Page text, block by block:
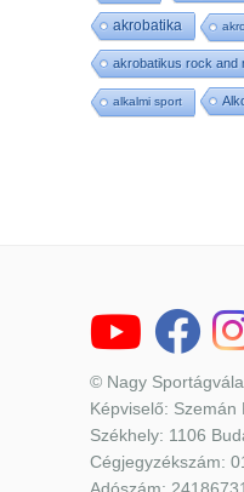
akrobatika
akrobatikus rock and
alkalmi sport
© Nagy
Képviselő: Szemán
Székhely: 1106
Cégjegyzékszám:
Adószám: